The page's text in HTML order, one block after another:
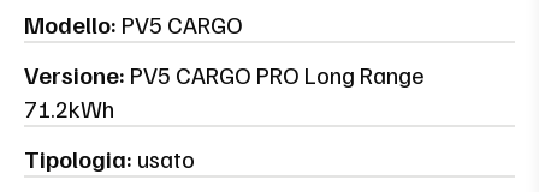
Modello: PV5 CARGO
Versione: PV5 CARGO PRO Long Range
71.2kWh
Tipologia: usato